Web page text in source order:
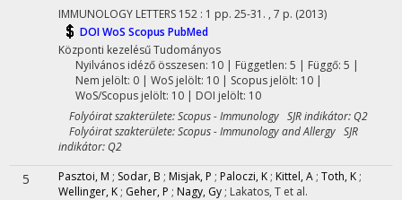
IMMUNOLOGY LETTERS 152 : 1 pp. 25-31. , 7 p. (2013)
DOIWoS Scopus PubMed
Központi kezelésűTudományos
Nyilvános idéző összesen: 10| Független: 5 | Függő: 5 |
Nem jelölt: 0 | WoS jelölt: 10 | Scopus jelölt: 10 |
WoS/Scopus jelölt: 10 | DOI jelölt: 10
Folyóirat szakterülete: Scopus - Immunology SJR indikátor: Q2
Folyóirat szakterülete: Scopus - Immunology and Allergy SJR
indikátor: Q2
5 Pasztoi, M ; Sodar, B ; Misjak, P ; Paloczi, K ; Kittel, A ; Toth, K ;
Wellinger, K ; Geher, P ; Nagy, Gy ; Lakatos, T et al.